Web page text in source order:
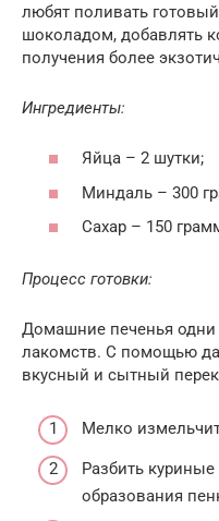
любят поливать
шоколадом, добавлять
получения более
Ингредиенты:
Яйца – 2 шутки;
Миндаль – 300
Сахар – 150
Процесс готовки:
Домашние печенья
лакомств. С помощью
вкусный и сытный
Мелко
Разбить
образования